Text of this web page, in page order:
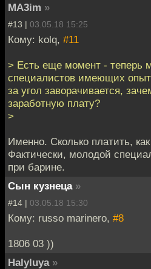
MA3im »
#13 | 03.05.18 15:25
Кому: kolq, #11
> Есть еще момент - теперь
специалистов имеющих
за угол заворачивается,
заработную плату?
>
Именно. Сколько платить,
Фактически, молодой
при барине.
Сын кузнеца »
#14 | 03.05.18 15:30
Кому: russo marinero, #8
1806 03 ))
Halyluya »